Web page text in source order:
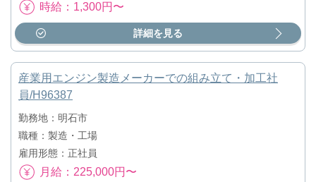
時給：1,300円〜
詳細を見る
産業用エンジン製造メーカーでの組み立て・加工社
員/H96387
勤務地：明石市
職種：製造・工場
雇用形態：正社員
月給：225,000円〜